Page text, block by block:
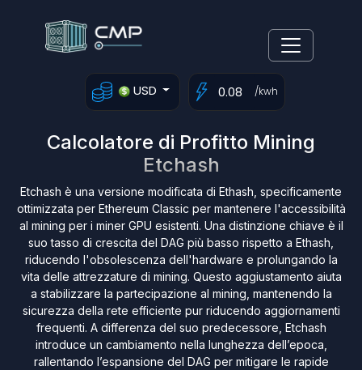
USD /kwh
Calcolatore di Profitto Mining
Etchash
Etchash è una versione modificata di Ethash, specificamente
ottimizzata per Ethereum Classic per mantenere l'accessibilità
al mining per i miner GPU esistenti. Una distinzione chiave è il
suo tasso di crescita del DAG più basso rispetto a Ethash,
riducendo l'obsolescenza dell'hardware e prolungando la
vita delle attrezzature di mining. Questo aggiustamento aiuta
a stabilizzare la partecipazione al mining, mantenendo la
sicurezza della rete efficiente pur riducendo aggiornamenti
frequenti. A differenza del suo predecessore, Etchash
introduce un cambiamento nella lunghezza dell’epoca,
rallentando l’espansione del DAG per mitigare le rapide